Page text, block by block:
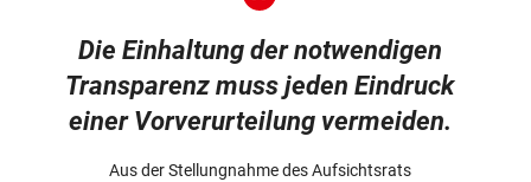
Die Einhaltung der notwendigen
Transparenz muss jeden Eindruck
einer Vorverurteilung vermeiden.
Aus der Stellungnahme des Aufsichtsrats